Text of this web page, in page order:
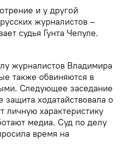
и у другой
журналистов –
судья Гунта Чепуле.
журналистов Владимира
также обвиняются в
Следующее заседание
ходатайствовала о
личную характеристику
медиа. Суд по делу
время на